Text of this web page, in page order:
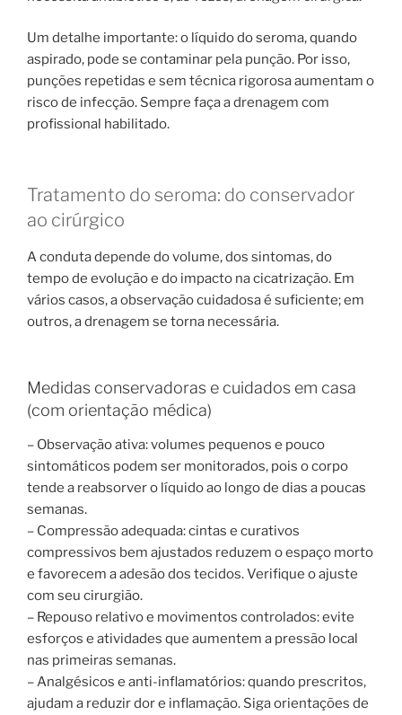
Um detalhe importante: o líquido do seroma, quando
aspirado, pode se contaminar pela punção. Por isso,
punções repetidas e sem técnica rigorosa aumentam o
risco de infecção. Sempre faça a drenagem com
profissional habilitado.
Tratamento do seroma: do conservador
ao cirúrgico
A conduta depende do volume, dos sintomas, do
tempo de evolução e do impacto na cicatrização. Em
vários casos, a observação cuidadosa é suficiente; em
outros, a drenagem se torna necessária.
Medidas conservadoras e cuidados em casa
(com orientação médica)
– Observação ativa: volumes pequenos e pouco
sintomáticos podem ser monitorados, pois o corpo
tende a reabsorver o líquido ao longo de dias a poucas
semanas.
– Compressão adequada: cintas e curativos
compressivos bem ajustados reduzem o espaço morto
e favorecem a adesão dos tecidos. Verifique o ajuste
com seu cirurgião.
– Repouso relativo e movimentos controlados: evite
esforços e atividades que aumentem a pressão local
nas primeiras semanas.
– Analgésicos e anti-inflamatórios: quando prescritos,
ajudam a reduzir dor e inflamação. Siga orientações de